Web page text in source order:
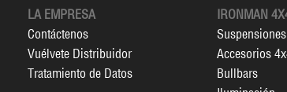
LA EMPRESA
Contáctenos
Vuélvete Distribuidor
Tratamiento de Datos
IRONMAN
Suspensiones
Accesorios
Bullbars